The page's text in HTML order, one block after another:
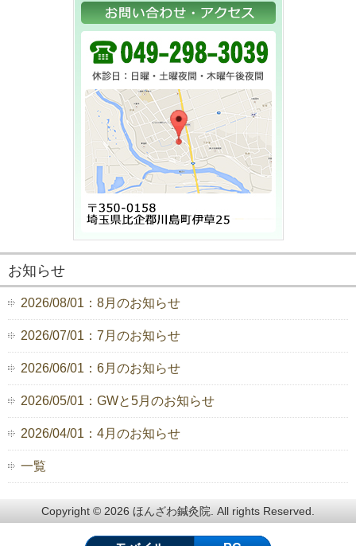
お知らせ
2026/08/01：8月のお知らせ
2026/07/01：7月のお知らせ
2026/06/01：6月のお知らせ
2026/05/01：GWと5月のお知らせ
2026/04/01：4月のお知らせ
一覧
Copyright © 2026 ほんざわ鍼灸院. All rights Reserved.